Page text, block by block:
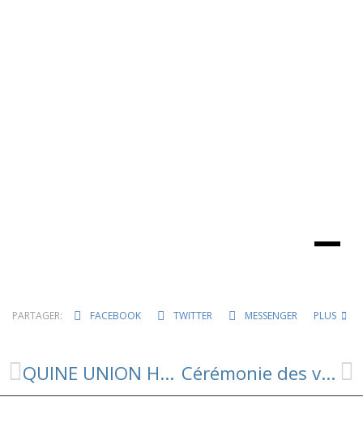
PARTAGER: FACEBOOK TWITTER MESSENGER PLUS
QUINE UNION HAUT LEVEZOU ⚽️🎅 SAMEDI 17 DECEMBRE A VEZINS Cérémonie des voeux 2023: Dimanche 15 janvier